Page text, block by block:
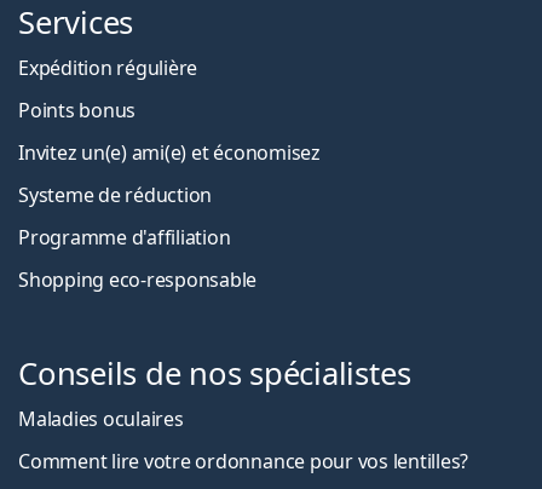
Services
Expédition régulière
Points bonus
Invitez un(e) ami(e) et économisez
Systeme de réduction
Programme d'affiliation
Shopping eco-responsable
Conseils de nos spécialistes
Maladies oculaires
Comment lire votre ordonnance pour vos lentilles?